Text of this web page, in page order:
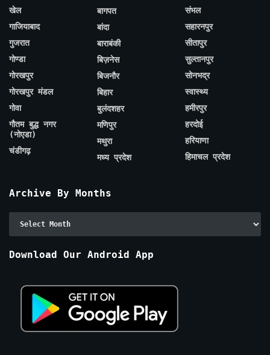
खेल
गाजियाबाद
गुजरात
गोण्डा
गोरखपुर
गोरखपुर मंडल
गोवा
गौतम बुद्ध नगर
(नोएडा)
चंडीगढ़
बागपत
बांदा
बाराबंकी
बिज़नेस
बिजनौर
बिहार
बुलंदशहर
मणिपुर
मथुरा
मध्य प्रदेश
संभल
सहारनपुर
सीतापुर
सुल्तानपुर
सोनभद्र
स्वास्थ्य
हमीरपुर
हरदोई
हरियाणा
हिमाचल प्रदेश
Archive By Months
Download Our Android App